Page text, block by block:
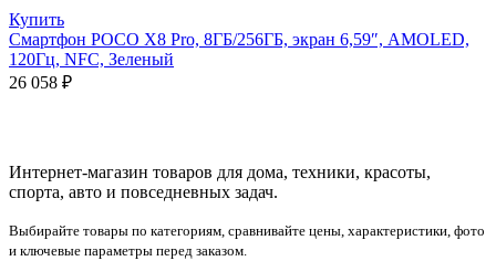
Купить
Смартфон POCO X8 Pro, 8ГБ/256ГБ, экран 6,59″, AMOLED,
120Гц, NFC, Зеленый
26 058 ₽
Интернет-магазин товаров для дома, техники, красоты,
спорта, авто и повседневных задач.
Выбирайте товары по категориям, сравнивайте цены, характеристики, фото
и ключевые параметры перед заказом.